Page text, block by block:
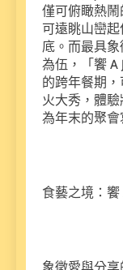
僅可俯瞰熱
可遠眺山巒
底。而最具
為伍，「饗 A
的跨年餐期
火大秀，體
為年末的聚會
食藝之境：饗
象徵愛與分